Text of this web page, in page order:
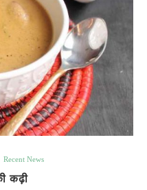
Recent News
कढ़ी